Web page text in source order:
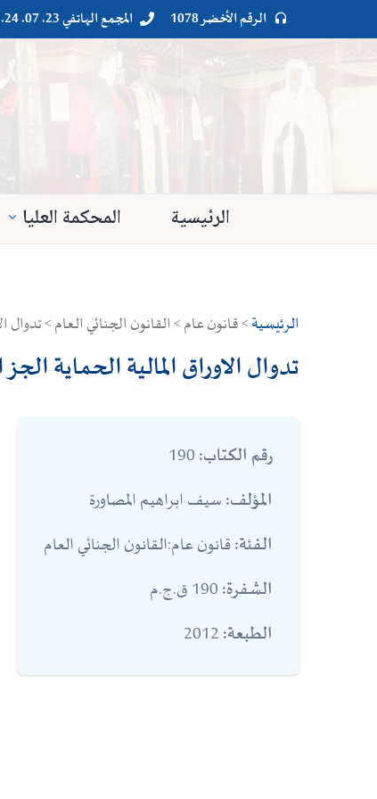

 الرقم الأخضر 1078 
 المجمع الهاتفي 23. 07. 24. 023
الرئيسية المحكمة العليا
الرئيسية> قانون عام > القانون الجنائي العام > تدوال
تدوال الاوراق المالية الحماية
رقم الكتاب:
المؤلف:سيف ابراهيم المصاورة
الفئة:قانون عام:القانون الجنائي العام
الشفرة:
الطبعة: